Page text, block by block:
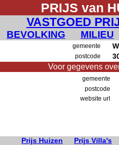
PRIJS van
VASTGOED
BEVOLKING MILIEU
gemeente
postcode
Voor gegevens
gemeente
postcode
website url
Prijs Huizen Prijs Villa's